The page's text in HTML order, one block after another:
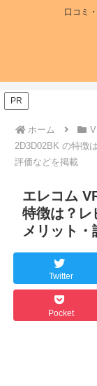
口コミ
ホーム
2D3D02BK の特徴
評価などを掲載
PR
エレコム
特徴は？レ
メリット
Twitter
Pocket